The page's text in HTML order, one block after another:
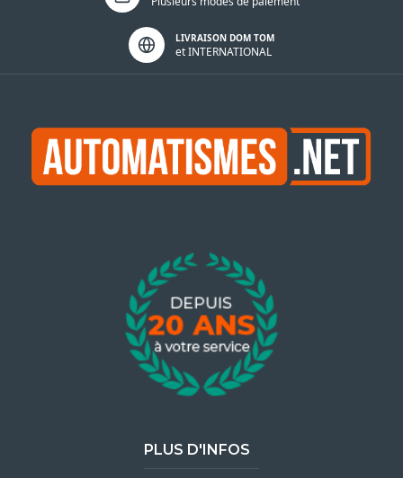
LIVRAISON DOM TOM
et INTERNATIONAL
PLUS D'INFOS